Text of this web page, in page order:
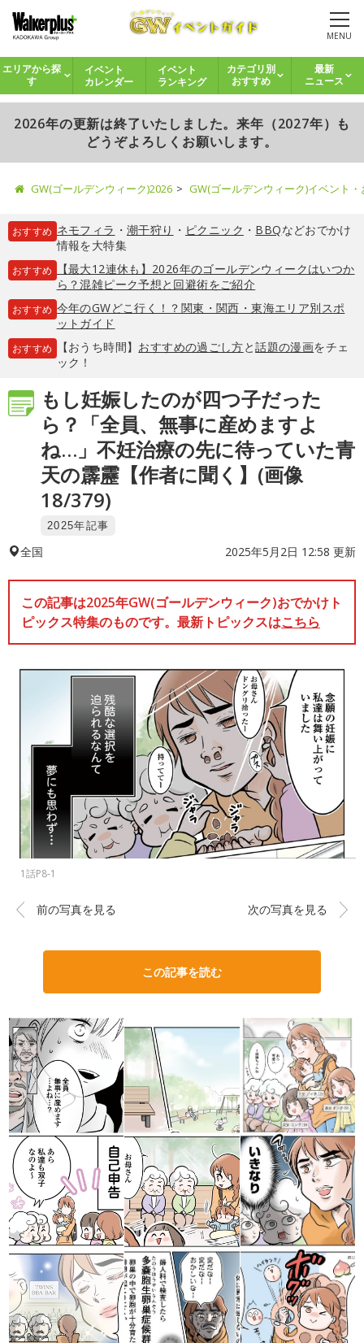
MENU
エリアから探
す
イベント
カレンダー
イベント
ランキング
カテゴリ別
おすすめ
最新
ニュース
2026年の更新は終了いたしました。来年（2027年）も
どうぞよろしくお願いします。
GW(ゴールデンウィーク)2026 GW(ゴールデンウィーク)イベント
おすすめ ネモフィラ ・ 潮干狩り ・ ピクニック ・ BBQなどおでかけ
情報を大特集
おすすめ
【最大12連休も】2026年のゴールデンウィークはいつか
ら？混雑ピーク予想と回避術をご紹介
おすすめ 今年のGWどこ行く！？関東・関西・東海エリア別スポ
ットガイド
おすすめ 【おうち時間】 おすすめの過ごし方と話題の漫画をチェ
ック！
もし妊娠したのが四つ子だった
ら？「全員、無事に産めますよ
ね…」不妊治療の先に待っていた青
天の霹靂【作者に聞く】(画像
18/379)
2025年記事
全国 2025年5月2日 12:58 更新
この記事は2025年GW(ゴールデンウィーク)おでかけト
ピックス特集のものです。最新トピックスはこちら
1話P8-1
前の写真を見る 次の写真を見る
この記事を読む